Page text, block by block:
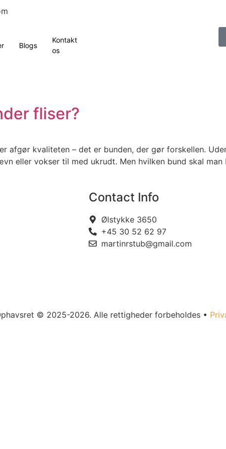
Blogs
Kontakt
os
fliser?
kvaliteten – det er bunden, der gør forskellen.
eller vokser til med ukrudt. Men hvilken bund skal man
Contact Info
Ølstykke 3650
+45 30 52 62 97
martinrstub@gmail.com
© 2025-2026. Alle rettigheder forbeholdes •